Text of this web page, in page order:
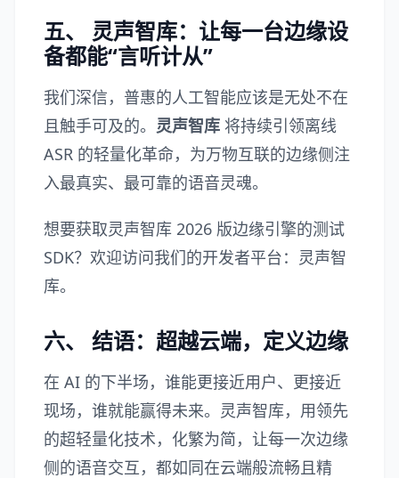
五、 灵声智库：让每一台边缘设
备都能“言听计从”
我们深信，普惠的人工智能应该是无处不在
且触手可及的。 灵声智库 将持续引领离线
ASR 的轻量化革命，为万物互联的边缘侧注
入最真实、最可靠的语音灵魂。
想要获取灵声智库 2026 版边缘引擎的测试
SDK？欢迎访问我们的开发者平台： 灵声智
库。
六、 结语：超越云端，定义边缘
在 AI 的下半场，谁能更接近用户、更接近
现场，谁就能赢得未来。灵声智库，用领先
的超轻量化技术，化繁为简，让每一次边缘
侧的语音交互，都如同在云端般流畅且精